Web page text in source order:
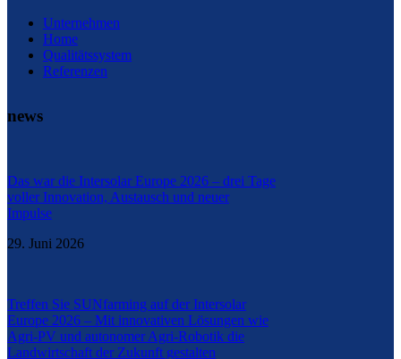
Unternehmen
Home
Qualitätssystem
Referenzen
news
Das war die Intersolar Europe 2026 – drei Tage
voller Innovation, Austausch und neuer
Impulse
29. Juni 2026
Treffen Sie SUNfarming auf der Intersolar
Europe 2026 – Mit innovativen Lösungen wie
Agri-PV und autonomer Agri-Robotik die
Landwirtschaft der Zukunft gestalten